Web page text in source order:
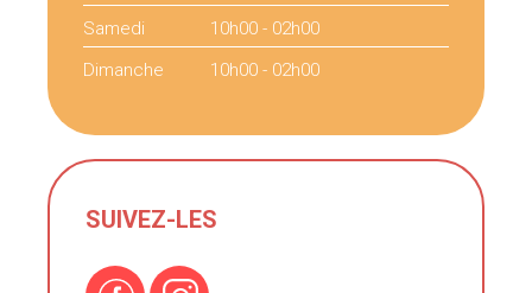
Samedi
10h00 - 02h00
Dimanche
10h00 - 02h00
SUIVEZ-LES